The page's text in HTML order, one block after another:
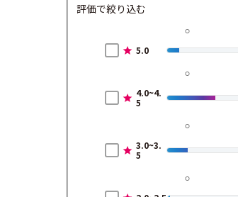
評価で絞り込む
5.0
4.0~4.
5
3.0~3.
5